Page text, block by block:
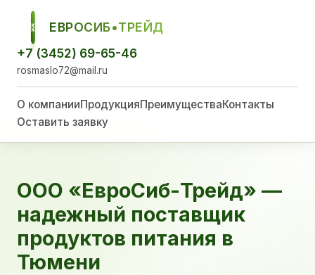
ЕСТ
ЕВРОСИБ•ТРЕЙД
+7 (3452) 69-65-46
rosmaslo72@mail.ru
О компанииПродукцияПреимуществаКонтакты
Оставить заявку
ООО «ЕвроСиб-Трейд» —
надежный поставщик
продуктов питания в
Тюмени